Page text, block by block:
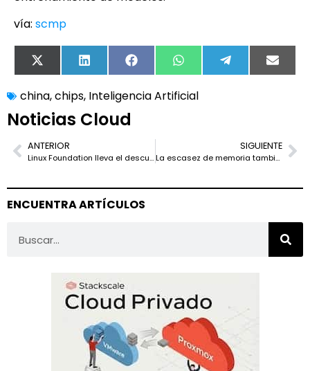
vía: scmp
X
(Twitter)
LinkedIn FacebookWhatsApp TelegramEmail
china,chips, Inteligencia Artificial
Noticias Cloud
ANTERIOR
Linux Foundation lleva el descubrimiento de agentes de IA al DNS
SIGUIENTE
La escasez de memoria también alcanza al router WiFi 7 de Movistar
ENCUENTRA ARTÍCULOS